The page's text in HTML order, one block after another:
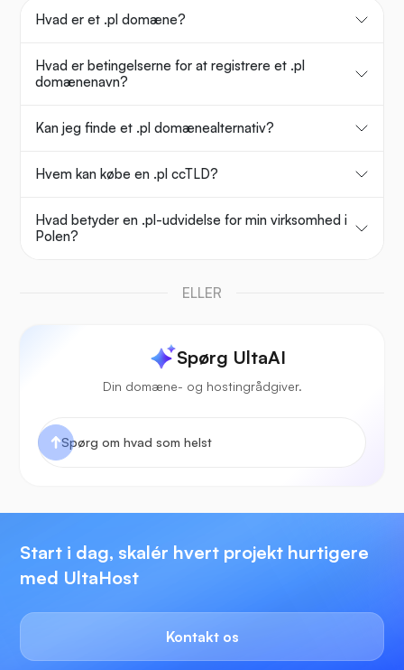
Hvad er et .pl domæne?
Hvad er betingelserne for at registrere et .pl
domænenavn?
Kan jeg finde et .pl domænealternativ?
Hvem kan købe en .pl ccTLD?
Hvad betyder en .pl-udvidelse for min virksomhed i
Polen?
ELLER
Spørg UltaAI
Din domæne- og hostingrådgiver.
Start i dag, skalér hvert projekt hurtigere
med UltaHost
Kontakt os